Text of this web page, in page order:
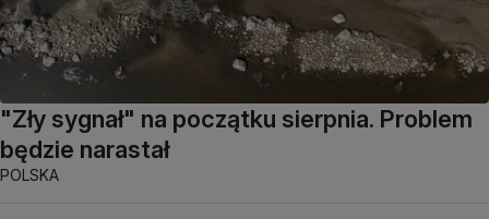
"Zły sygnał" na początku sierpnia. Problem
będzie narastał
POLSKA